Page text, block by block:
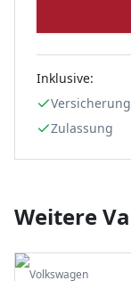
Inklusive:
Versicherung
Zulassung
Weitere
Volkswagen